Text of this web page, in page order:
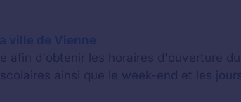
ville de Vienne
afin d'obtenir les horaires d'ouverture
ainsi que le week-end et les